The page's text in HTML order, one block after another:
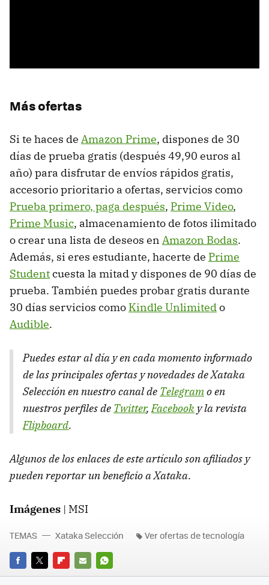
Más ofertas
Si te haces de Amazon Prime, dispones de 30
días de prueba gratis (después 49,90 euros al
año) para disfrutar de envíos rápidos gratis,
accesorio prioritario a ofertas, servicios como
Prueba primero, paga después, Prime Video,
Prime Music, almacenamiento de fotos ilimitado
o crear una lista de deseos en Amazon Bodas.
Además, si eres estudiante, hacerte de Prime
Studentcuesta la mitad y dispones de 90 días de
prueba. También puedes probar gratis durante
30 días servicios como Kindle Unlimitedo
Audible.
Puedes estar al día y en cada momento informado
de las principales ofertas y novedades de Xataka
Selección en nuestro canal de Telegramo en
nuestros perfiles de Twitter,Facebook y la revista
Flipboard.
Algunos de los enlaces de este artículo son afiliados y
pueden reportar un beneficio a Xataka.
Imágenes | MSI
FACEBOOK
TWITTERFLIPBOARD
E-
WHATSAPP
TEMAS Xataka Selección Ver ofertas de tecnología